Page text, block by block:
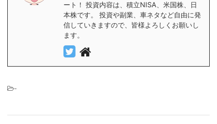
ート！ 投資内容は、積立NISA、米国株、日
本株です。 投資や副業、車ネタなど自由に発
信していきますので、皆様よろしくお願いし
ます。
-